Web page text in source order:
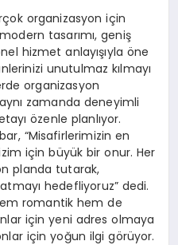
organizasyon için
tasarımı, geniş
hizmet anlayışıyla öne
unutulmaz kılmayı
organizasyon
zamanda deneyimli
özenle planlıyor.
“Misafirlerimizin en
için büyük bir onur. Her
planda tutarak,
hedefliyoruz” dedi.
romantik hem de
için yeni adres olmaya
için yoğun ilgi görüyor.